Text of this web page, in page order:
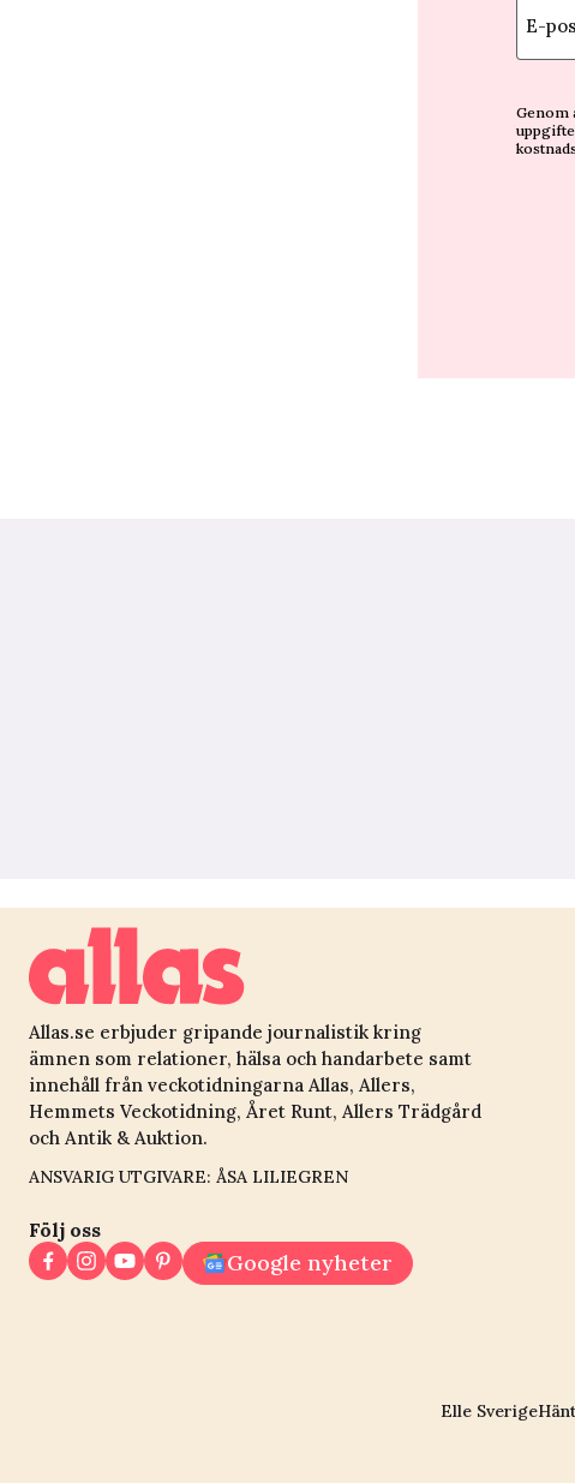
E-
Genom
Allas.se erbjuder gripande journalistik kring
ämnen som relationer, hälsa och handarbete samt
innehåll från veckotidningarna Allas, Allers,
Hemmets Veckotidning, Året Runt, Allers Trädgård
och Antik & Auktion.
ANSVARIG UTGIVARE: ÅSA LILIEGREN
Följ oss
Google nyheter
Elle SverigeHänt